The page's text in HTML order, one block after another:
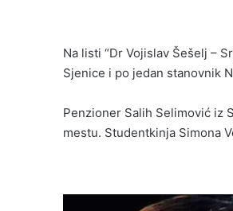
Na listi “Dr Vojislav Šešelj –
Sjenice i po jedan stanovnik
Penzioner Salih Selimović iz
mestu. Studentkinja Simona